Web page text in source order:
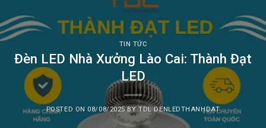
TIN TỨC
Đèn LED Nhà Xưởng Lào Cai: Thành Đạt
LED
POSTED ON 08/08/2025BYTDL DENLEDTHANHDAT